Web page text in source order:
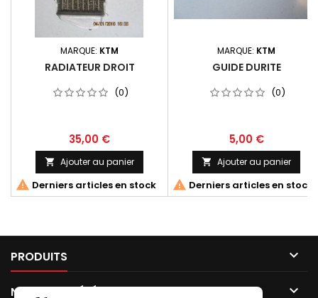
MARQUE: KTM
RADIATEUR DROIT
(0)
35,00 €
 Ajouter au panier
 Derniers articles en stock
MARQUE: KTM
GUIDE DURITE
(0)
5,00 €
 Ajouter au panier
 Derniers articles en stock
PRODUITS 
NOTRE SOCIÉTÉ 